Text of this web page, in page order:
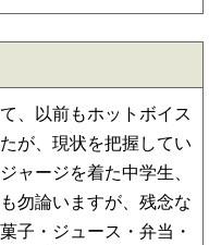
、以前もホットボイス
が、現状を把握してい
ャージを着た中学生、
勿論いますが、残念な
子・ジュース・弁当・